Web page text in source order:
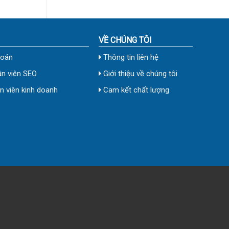
viên SEO
viên kinh doanh
VỀ CHÚNG TÔI
Thông tin liên hệ
Giới thiệu về chúng tôi
Cam kết chất lượng